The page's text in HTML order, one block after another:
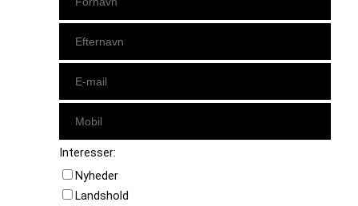
Interesser:
Nyheder
Landshold